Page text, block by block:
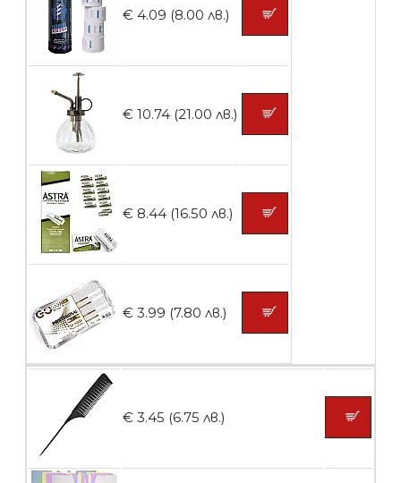
броя
Контейнери за сваляне на гел лак 5
броя
€ 4.09 (8.00 лв.)
€ 10.74 (21.00 лв.)
€ 8.44 (16.50 лв.)
€ 3.99 (7.80 лв.)
€ 3.45 (6.75 лв.)